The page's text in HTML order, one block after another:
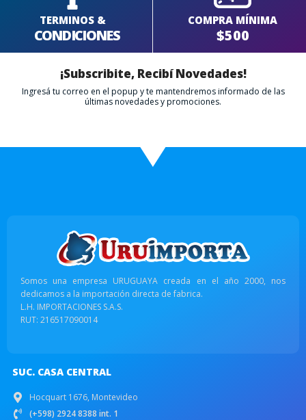
TERMINOS &
CONDICIONES
COMPRA MÍNIMA
$500
¡Subscribite, Recibí Novedades!
Ingresá tu correo en el popup y te mantendremos informado de las
últimas novedades y promociones.
Somos una empresa URUGUAYA creada en el año 2000, nos
dedicamos a la importación directa de fabrica.
L.H. IMPORTACIONES S.A.S.
RUT: 216517090014
SUC. CASA CENTRAL
Hocquart 1676, Montevideo
(+598) 2924 8388 int. 1